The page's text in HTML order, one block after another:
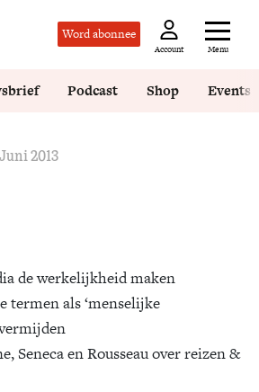
Word abonnee
Account Menu
Podcast Shop Events
2013
de werkelijkheid maken
termen als ‘menselijke
Seneca en Rousseau over reizen &